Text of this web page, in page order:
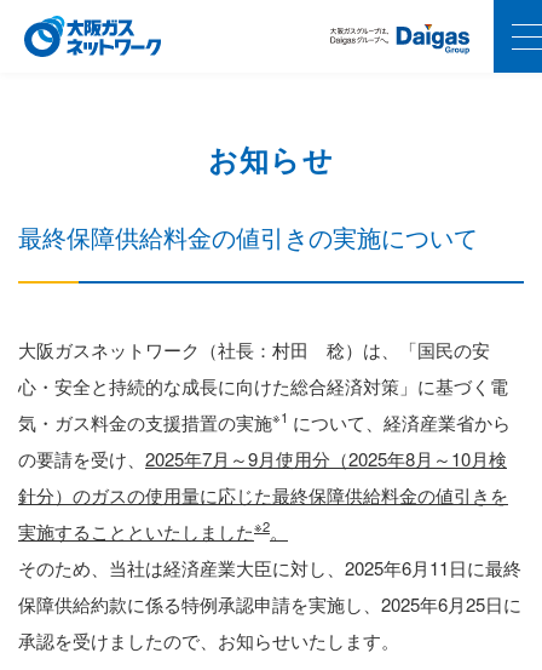
お知らせ
最終保障供給料金の値引きの実施について
大阪ガスネットワーク（社長：村田 稔）は、「国民の安
心・安全と持続的な成長に向けた総合経済対策」に基づく電
気・ガス料金の支援措置の実施※1 について、経済産業省から
の要請を受け、 2025年7月～9月使用分（2025年8月～10月検
針分）のガスの使用量に応じた最終保障供給料金の値引きを
実施することといたしました※2。
そのため、当社は経済産業大臣に対し、2025年6月11日に最終
保障供給約款に係る特例承認申請を実施し、2025年6月25日に
承認を受けましたので、お知らせいたします。